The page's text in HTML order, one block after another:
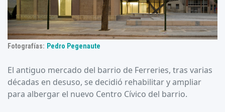
Fotografías: Pedro Pegenaute
El antiguo mercado del barrio de Ferreries, tras varias
décadas en desuso, se decidió rehabilitar y ampliar
para albergar el nuevo Centro Cívico del barrio.